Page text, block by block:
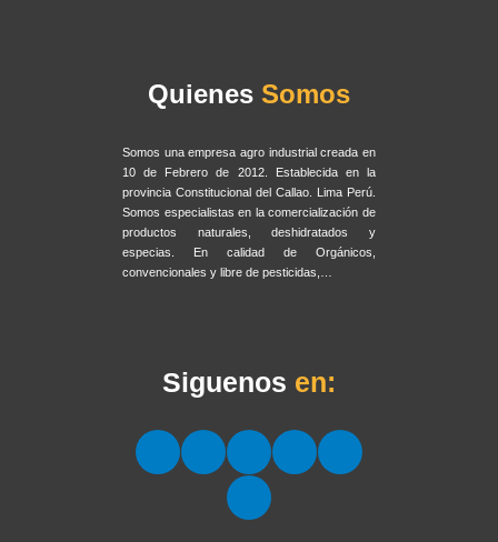
Quienes Somos
Somos una empresa agro industrial creada en
10 de Febrero de 2012. Establecida en la
provincia Constitucional del Callao. Lima Perú.
Somos especialistas en la comercialización de
productos naturales, deshidratados y
especias. En calidad de Orgánicos,
convencionales y libre de pesticidas,…
Siguenos en: